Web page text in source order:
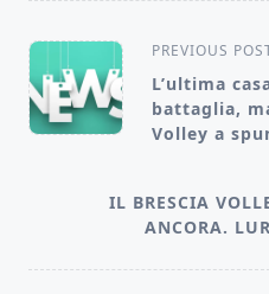
<span
class="nav-
subtitle
text">Page</span>
PREVIOUS
L’ultima
battaglia,
Volley a
IL BRESCIA
ANCORA.